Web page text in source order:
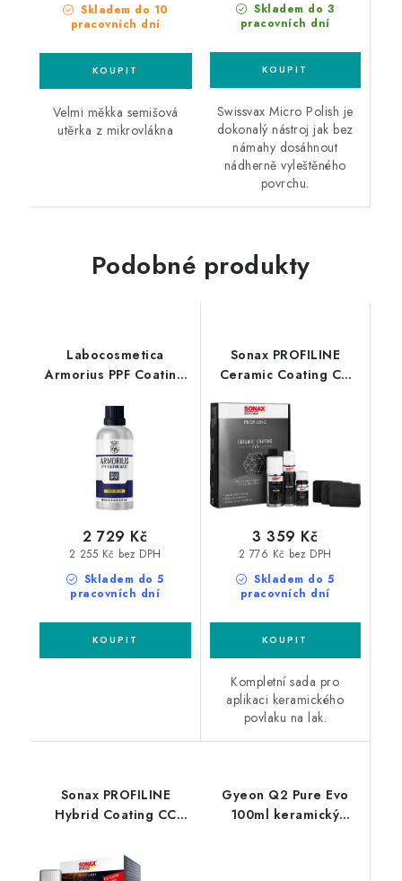
Skladem do 10
pracovních dní
Velmi měkka semišová
utěrka z mikrovlákna
Skladem do 3
pracovních dní
Swissvax Micro Polish je
dokonalý nástroj jak bez
námahy dosáhnout
nádherně vyleštěného
povrchu.
Podobné produkty
Labocosmetica
Armorius PPF Coating
pro PPF
Skladem do 5
pracovních dní
2 255 Kč bez DPH
2 729 Kč
Sonax PROFILINE
Ceramic Coating CC
povlak
Skladem do 5
pracovních dní
2 776 Kč bez DPH
3 359 Kč
Kompletní sada pro
aplikaci keramického
povlaku na lak.
Sonax PROFILINE
Hybrid Coating CC
povlak
Gyeon Q2 Pure Evo
100ml keramický